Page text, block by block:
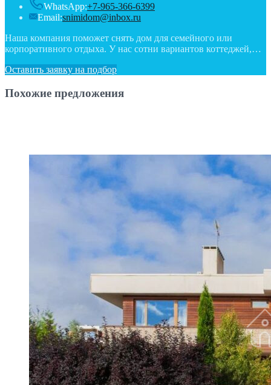
WhatsApp:+7-965-366-6399
Email:snimidom@inbox.ru
Наша компания поможет снять дом для семейного или
корпоративного отдыха. У нас сотни вариантов коттеджей,…
Оставить заявку на подбор
Похожие предложения